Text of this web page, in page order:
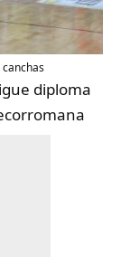
diploma